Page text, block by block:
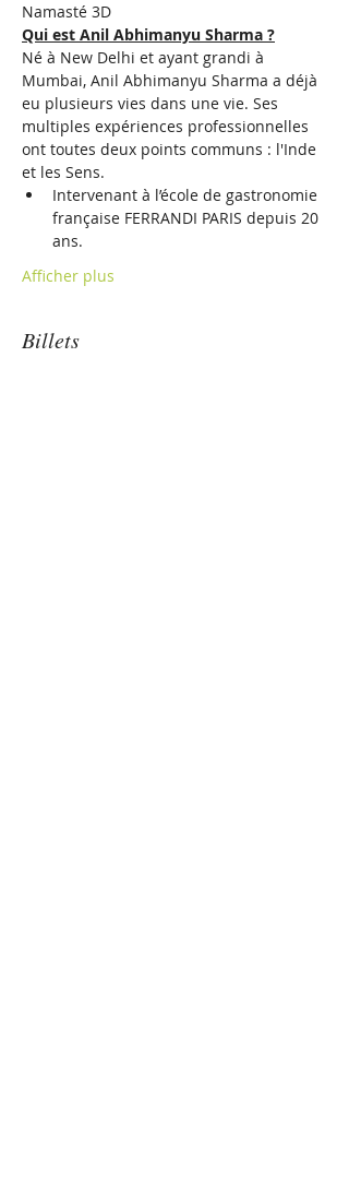
Namasté 3D
Qui est Anil Abhimanyu Sharma ?
Né à New Delhi et ayant grandi à
Mumbai, Anil Abhimanyu Sharma a déjà
eu plusieurs vies dans une vie. Ses
multiples expériences professionnelles
ont toutes deux points communs : l'Inde
et les Sens.
Intervenant à l’école de gastronomie
française FERRANDI PARIS depuis 20
ans.
Afficher plus
Billets